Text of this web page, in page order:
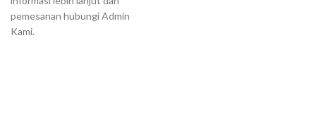
pemesanan hubungi Admin
Kami.